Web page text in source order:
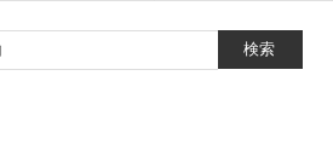
検索